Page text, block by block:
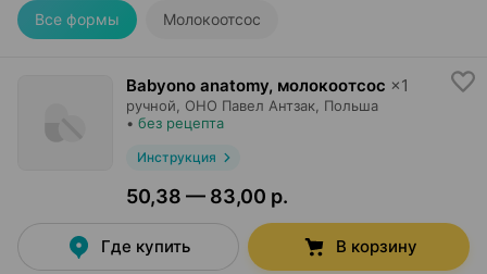
Все формы Молокоотсос
Babyono anatomy, молокоотсос ×1
ручной, ОНО Павел Антзак , Польша
• без рецепта
Инструкция
50,38 — 83,00 р.
Где купить В корзину